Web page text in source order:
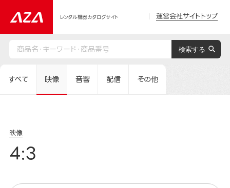
レンタル機器カタログサイト 運営会社サイトトップ
すべて 映像 音響 配信 その他
映像
4:3